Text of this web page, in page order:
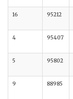
16 95212
4 95407
5 95802
9 88985